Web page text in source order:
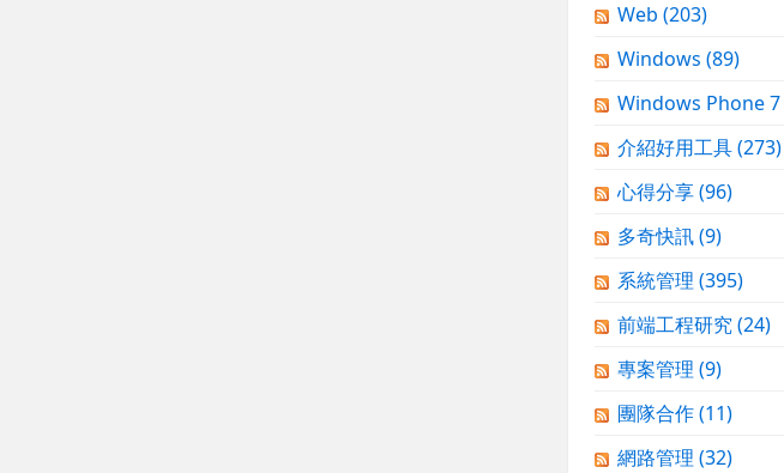
Web (203)
Windows (89)
Windows Phone 7
介紹好用工具(273)
心得分享(96)
多奇快訊(9)
系統管理 (395)
前端工程研究(24)
專案管理 (9)
團隊合作(11)
網路管理 (32)